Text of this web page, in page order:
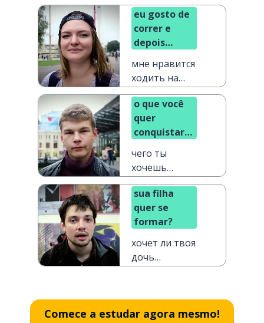
eu gosto de
correr e
depois
banho
мне нравится
ходить на
пробежку, а
затем
принимать
душ
o que você
quer
conquistar
чего ты
хочешь
добиться в
жизни?
sua filha
quer se
formar?
хочет ли твоя
дочь
Comece a estudar agora mesmo!